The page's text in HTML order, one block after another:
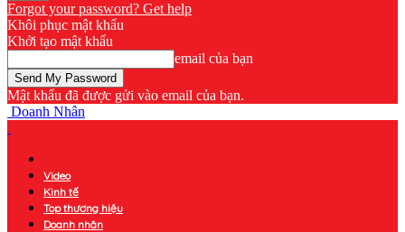
Forgot your password? Get help
Khôi phục mật khẩu
Khởi tạo mật khẩu
email của bạn
Mật khẩu đã được gửi vào email của bạn.
Doanh Nhân
Video
Kinh tế
Top thương hiệu
Doanh nhân